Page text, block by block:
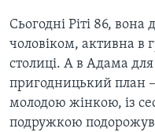
Сьогодні Ріті 86,
чоловіком, активна в
столиці. А в Адама
пригодницький план –
молодою жінкою, із
подружкою